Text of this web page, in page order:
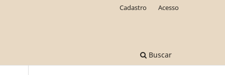
Buscar
Cadastro Acesso